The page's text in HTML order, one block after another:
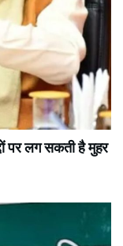
पर लग सकती है मुहर